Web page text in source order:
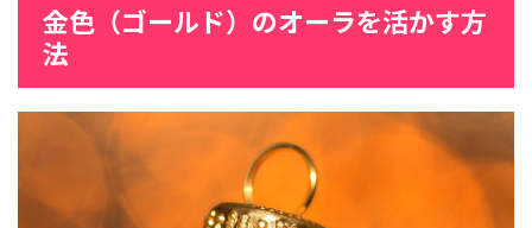
金色（ゴールド）のオーラを活かす方
法